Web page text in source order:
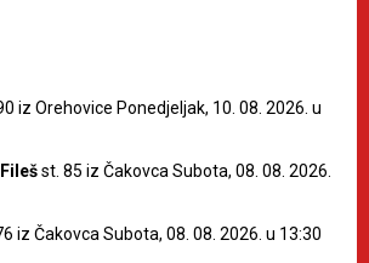
iz Orehovice Ponedjeljak, 10. 08. 2026. u
st. 85 iz Čakovca Subota, 08. 08. 2026.
iz Čakovca Subota, 08. 08. 2026. u 13:30